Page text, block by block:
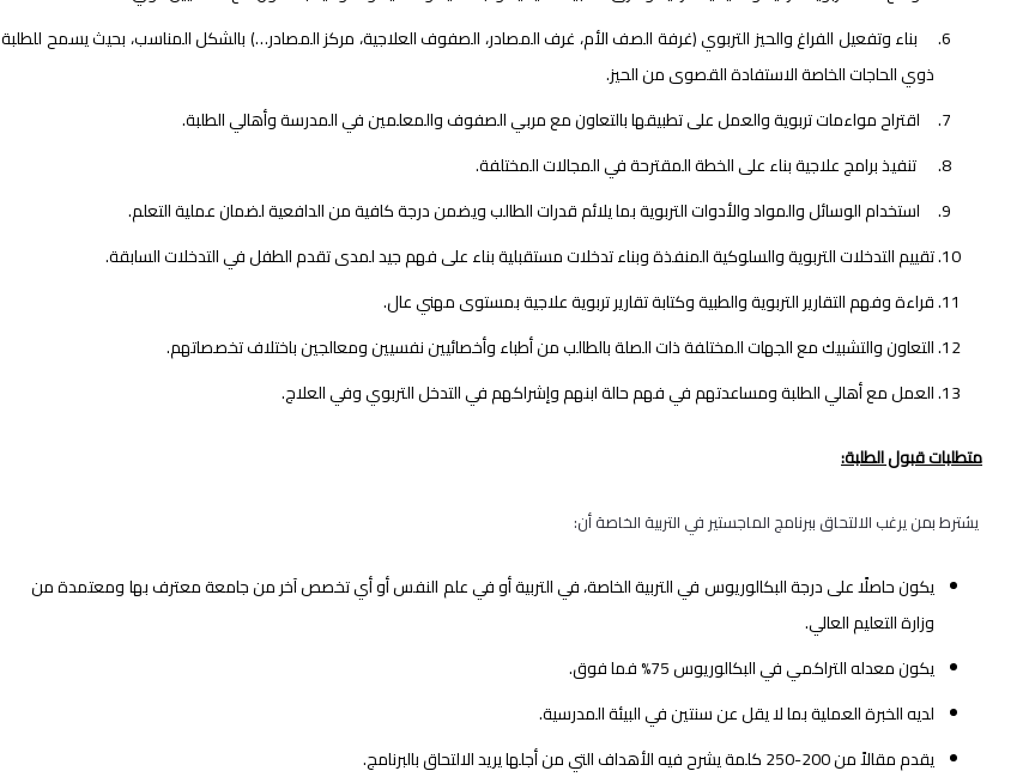
بناء وتفعيل الفراغ والحيز التربوي (غرفة الصف الأم، غرف المصادر، الصفوف العلاجية، مركز المصادر…) بالشكل المناسب، بحيث يسمح للطلبة
ذوي الحاجات الخاصة الاستفادة القصوى من الحيز.
اقتراح مواءمات تربوية والعمل على تطبيقها بالتعاون مع مربي الصفوف والمعلمين في المدرسة وأهالي الطلبة.
تنفيذ برامج علاجية بناء على الخطة المقترحة في المجالات المختلفة.
استخدام الوسائل والمواد والأدوات التربوية بما يلائم قدرات الطالب ويضمن درجة كافية من الدافعية لضمان عملية التعلم.
تقييم التدخلات التربوية والسلوكية المنفذة وبناء تدخلات مستقبلية بناء على فهم جيد لمدى تقدم الطفل في التدخلات السابقة.
قراءة وفهم التقارير التربوية والطبية وكتابة تقارير تربوية علاجية بمستوى مهني عال.
التعاون والتشبيك مع الجهات المختلفة ذات الصلة بالطالب من أطباء وأخصائيين نفسيين ومعالجين باختلاف تخصصاتهم.
العمل مع أهالي الطلبة ومساعدتهم في فهم حالة ابنهم وإشراكهم في التدخل التربوي وفي العلاج.
متطلبات قبول الطلبة:
يشترط بمن يرغب الالتحاق ببرنامج الماجستير في التربية الخاصة أن:
يكون حاصلًا على درجة البكالوريوس في التربية الخاصة، في التربية أو في علم النفس أو أي تخصص آخر من جامعة معترف بها ومعتمدة من
وزارة التعليم العالي.
يكون معدله التراكمي في البكالوريوس 75% فما فوق.
لديه الخبرة العملية بما لا يقل عن سنتين في البيئة المدرسية.
يقدم مقالاً من 200-250 كلمة يشرح فيه الأهداف التي من أجلها يريد الالتحاق بالبرنامج.